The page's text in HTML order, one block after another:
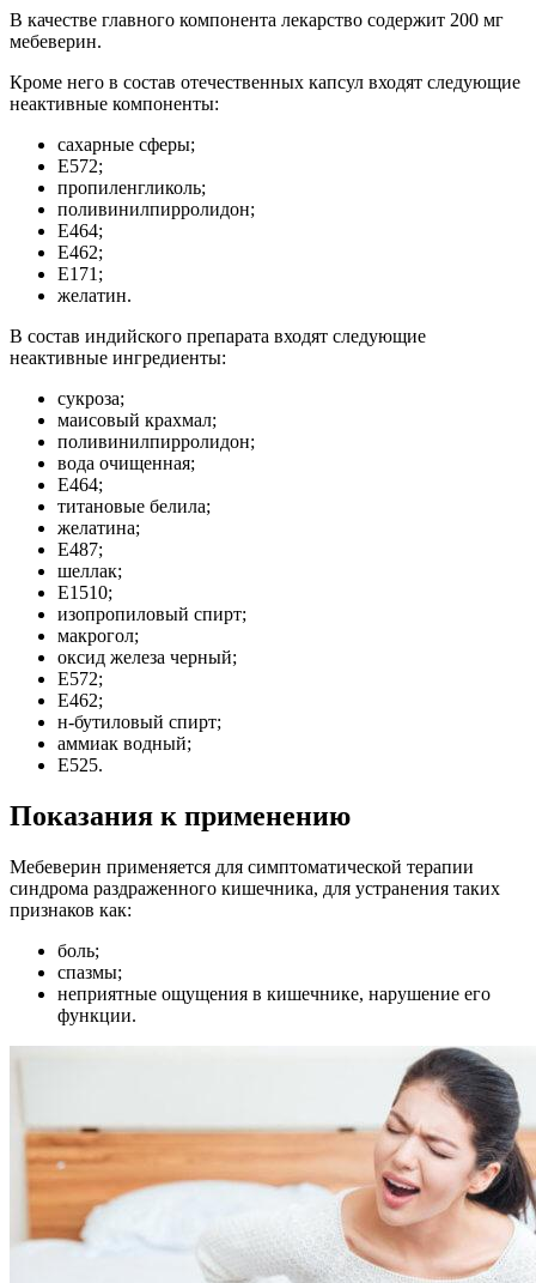
В качестве главного компонента лекарство содержит 200 мг
мебеверин.
Кроме него в состав отечественных капсул входят следующие
неактивные компоненты:
сахарные сферы;
Е572;
пропиленгликоль;
поливинилпирролидон;
Е464;
Е462;
Е171;
желатин.
В состав индийского препарата входят следующие
неактивные ингредиенты:
сукроза;
маисовый крахмал;
поливинилпирролидон;
вода очищенная;
Е464;
титановые белила;
желатина;
Е487;
шеллак;
Е1510;
изопропиловый спирт;
макрогол;
оксид железа черный;
Е572;
Е462;
н-бутиловый спирт;
аммиак водный;
Е525.
Показания к применению
Мебеверин применяется для симптоматической терапии
синдрома раздраженного кишечника, для устранения таких
признаков как:
боль;
спазмы;
неприятные ощущения в кишечнике, нарушение его
функции.